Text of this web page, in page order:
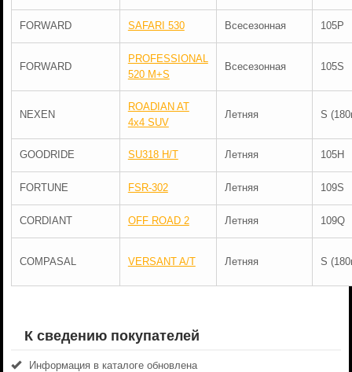
FORWARD SAFARI 530 Всесезонная 105P
FORWARD
PROFESSIONAL
520 M+S
Всесезонная 105S
NEXEN
ROADIAN AT
4x4 SUV
Летняя S
GOODRIDE SU318 H/T Летняя 105H
FORTUNE FSR-302 Летняя 109S
CORDIANT OFF ROAD 2 Летняя 109Q
COMPASAL VERSANT A/T Летняя S
К сведению покупателей
Информация в каталоге обновлена